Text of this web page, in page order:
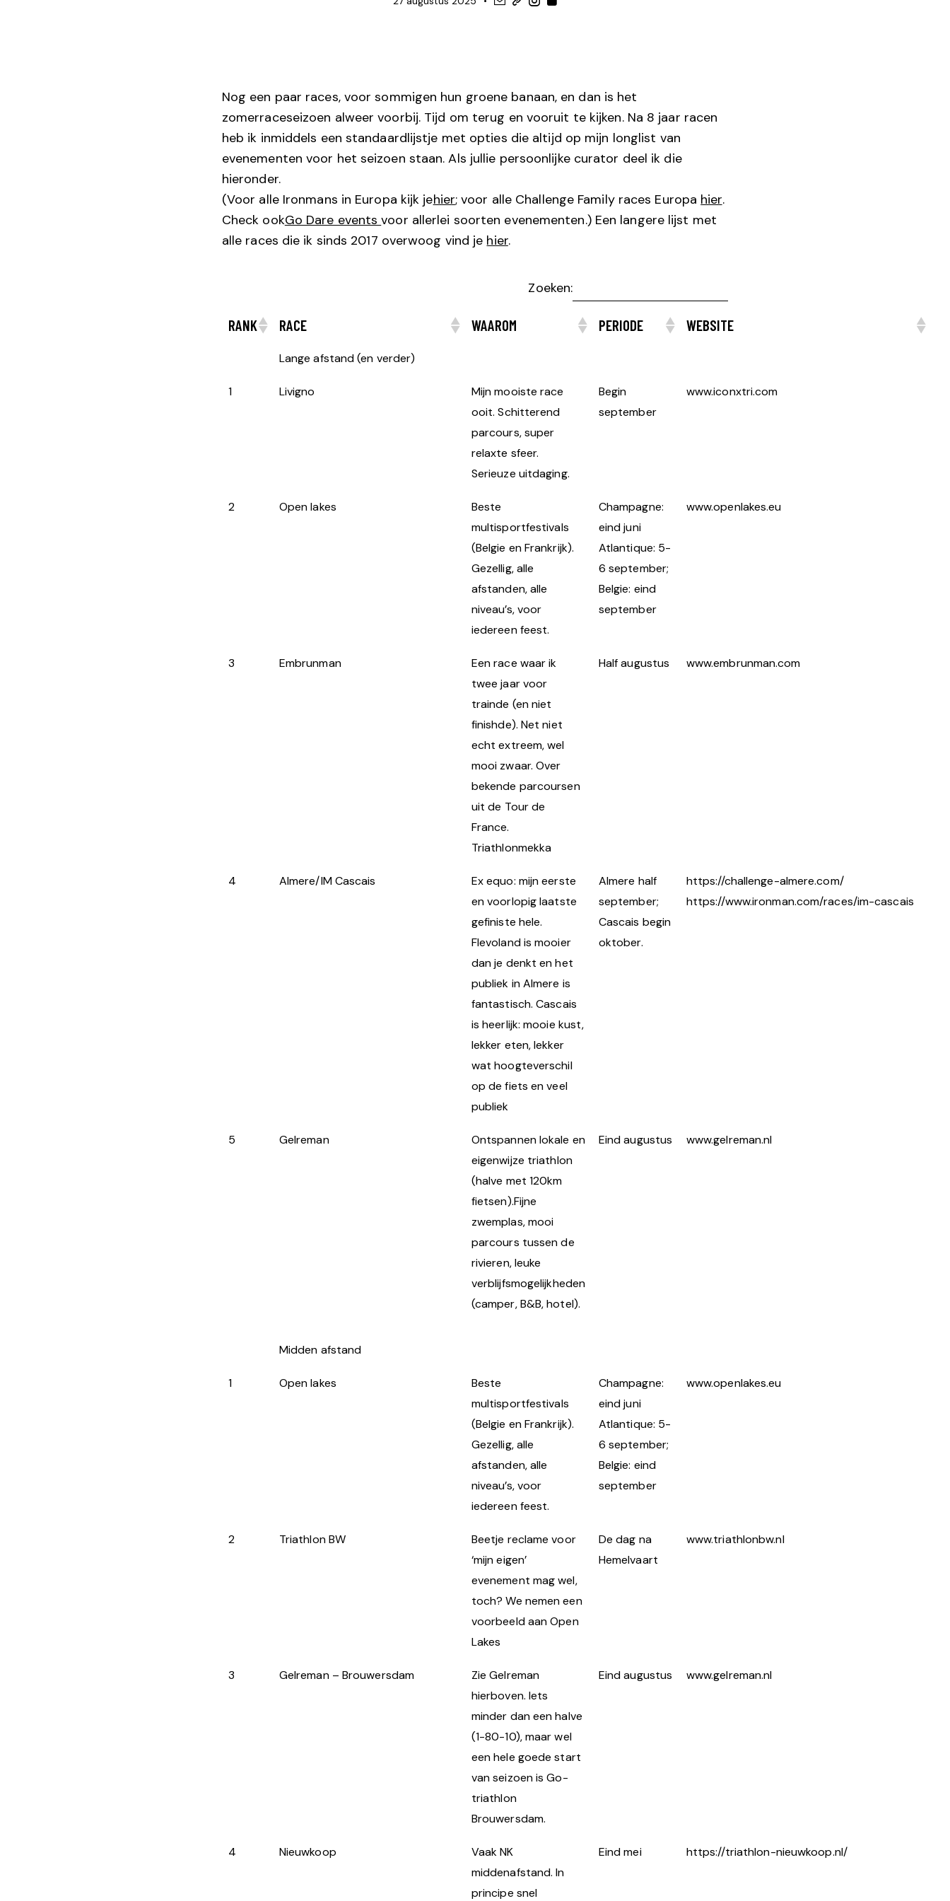
Nog een paar races, voor sommigen hun groene banaan, en dan is het
zomerraceseizoen alweer voorbij. Tijd om terug en vooruit te kijken. Na 8 jaar racen
heb ik inmiddels een standaardlijstje met opties die altijd op mijn longlist van
evenementen voor het seizoen staan. Als jullie persoonlijke curator deel ik die
hieronder.
(Voor alle Ironmans in Europa kijk jehier; voor alle Challenge Family races Europa hier.
Check ookGo Dare eventsvoor allerlei soorten evenementen.) Een langere lijst met
alle races die ik sinds 2017 overwoog vind je hier.
Zoeken:
RANK RACE WAAROM PERIODE WEBSITE
Lange afstand (en verder)
1 Livigno
Mijn mooiste race
ooit. Schitterend
parcours, super
relaxte sfeer.
Serieuze uitdaging.
Begin
september
www.iconxtri.com
2 Open lakes
Beste
multisportfestivals
(Belgie en Frankrijk).
Gezellig, alle
afstanden, alle
niveau’s, voor
iedereen feest.
Champagne:
eind juni
Atlantique: 5-
6 september;
Belgie: eind
september
www.openlakes.eu
3 Embrunman
Een race waar ik
twee jaar voor
trainde (en niet
finishde). Net niet
echt extreem, wel
mooi zwaar. Over
bekende parcoursen
uit de Tour de
France.
Triathlonmekka
Half augustus www.embrunman.com
4 Almere/IM Cascais
Ex equo: mijn eerste
en voorlopig laatste
gefiniste hele.
Flevoland is mooier
dan je denkt en het
publiek in Almere is
fantastisch. Cascais
is heerlijk: mooie kust,
lekker eten, lekker
wat hoogteverschil
op de fiets en veel
publiek
Almere half
september;
Cascais begin
oktober.
https://challenge-almere.com/
https://www.ironman.com/races/im-cascais
5 Gelreman
Ontspannen lokale en
eigenwijze triathlon
(halve met 120km
fietsen).Fijne
zwemplas, mooi
parcours tussen de
rivieren, leuke
verblijfsmogelijkheden
(camper, B&B, hotel).
Eind augustus www.gelreman.nl
Midden afstand
1 Open lakes
Beste
multisportfestivals
(Belgie en Frankrijk).
Gezellig, alle
afstanden, alle
niveau’s, voor
iedereen feest.
Champagne:
eind juni
Atlantique: 5-
6 september;
Belgie: eind
september
www.openlakes.eu
2 Triathlon BW
Beetje reclame voor
‘mijn eigen’
evenement mag wel,
toch? We nemen een
voorbeeld aan Open
Lakes
De dag na
Hemelvaart
www.triathlonbw.nl
3 Gelreman – Brouwersdam
Zie Gelreman
hierboven. Iets
minder dan een halve
(1-80-10), maar wel
een hele goede start
van seizoen is Go-
triathlon
Brouwersdam.
Eind augustus www.gelreman.nl
4 Nieuwkoop
Vaak NK
middenafstand. In
principe snel
Eind mei https://triathlon-nieuwkoop.nl/